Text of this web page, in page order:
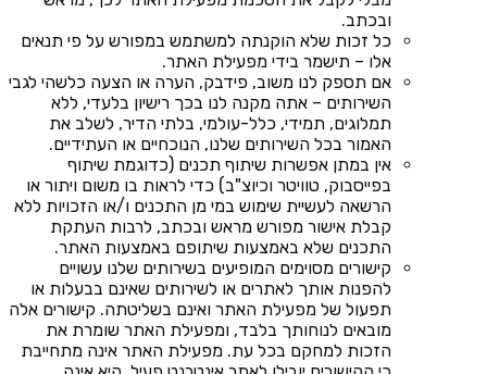
ובכתב.
כל זכות שלא הוקנתה למשתמש במפורש על פי תנאים
אלו – תישמר בידי מפעילת האתר.
אם תספק לנו משוב, פידבק, הערה או הצעה כלשהי לגבי
השירותים – אתה מקנה לנו בכך רישיון בלעדי, ללא
תמלוגים, תמידי, כלל-עולמי, בלתי הדיר, לשלב את
האמור בכל השירותים שלנו, הנוכחיים או העתידיים.
אין במתן אפשרות שיתוף תכנים (כדוגמת שיתוף
בפייסבוק, טוויטר וכיוצ"ב) כדי לראות בו משום ויתור או
הרשאה לעשיית שימוש במי מן התכנים ו/או הזכויות ללא
קבלת אישור מפורש מראש ובכתב, לרבות העתקת
התכנים שלא באמצעות שיתופם באמצעות האתר.
קישורים מסוימים המופיעים בשירותים שלנו עשויים
להפנות אותך לאתרים או לשירותים שאינם בבעלות או
תפעול של מפעילת האתר ואינם בשליטתה. קישורים אלה
מובאים לנוחותך בלבד, ומפעילת האתר שומרת את
הזכות למחקם בכל עת. מפעילת האתר אינה מתחייבת